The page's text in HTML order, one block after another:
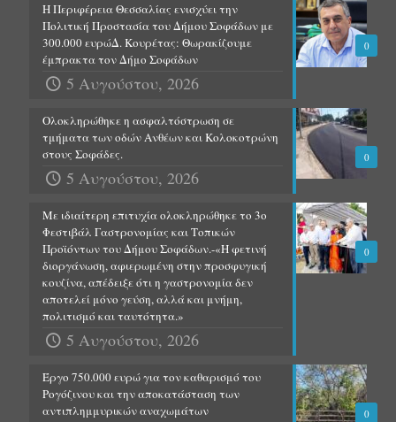
0
Η Περιφέρεια Θεσσαλίας ενισχύει την
Πολιτική Προστασία του Δήμου Σοφάδων με
300.000 ευρώΔ. Κουρέτας: Θωρακίζουμε
έμπρακτα τον Δήμο Σοφάδων
5 Αυγούστου, 2026
0
Ολοκληρώθηκε η ασφαλτόστρωση σε
τμήματα των οδών Ανθέων και Κολοκοτρώνη
στους Σοφάδες.
5 Αυγούστου, 2026
0
Με ιδιαίτερη επιτυχία ολοκληρώθηκε το 3ο
Φεστιβάλ Γαστρονομίας και Τοπικών
Προϊόντων του Δήμου Σοφάδων.-«Η φετινή
διοργάνωση, αφιερωμένη στην προσφυγική
κουζίνα, απέδειξε ότι η γαστρονομία δεν
αποτελεί μόνο γεύση, αλλά και μνήμη,
πολιτισμό και ταυτότητα.»
5 Αυγούστου, 2026
0
Έργο 750.000 ευρώ για τον καθαρισμό του
Ρογόζινου και την αποκατάσταση των
αντιπλημμυρικών αναχωμάτων